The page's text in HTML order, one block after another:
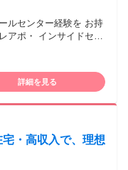
取りが出来る方 ＊問題
クロソフトエクセルが
が必要です）
未満
す。
個人向けの対面営業経
用意いただける方が
がある ✅商談よりア
き方を続けたい ✅週4
詳細を見る
・高収入で、理想